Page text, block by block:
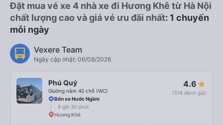
Đặt mua vé xe 4 nhà xe đi Hương Khê từ Hà Nội
chất lượng cao và giá vé ưu đãi nhất: 1 chuyến
mỗi ngày
Vexere Team
Ngày cập nhật: 06/08/2026
Phú Quý
Giường nằm 40 chỗ (WC)
4.6
(516 đánh giá)
Bến xe Nước Ngầm
8 giờ 30 phút
Hương Khê